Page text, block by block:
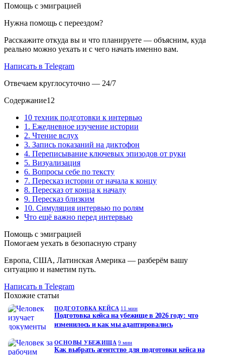
Помощь с эмиграцией
Нужна помощь с переездом?
Расскажите откуда вы и что планируете — объясним, куда
реально можно уехать и с чего начать именно вам.
Написать в Telegram
Отвечаем круглосуточно — 24/7
Содержание12
10 техник подготовки к интервью
1. Ежедневное изучение истории
2. Чтение вслух
3. Запись показаний на диктофон
4. Переписывание ключевых эпизодов от руки
5. Визуализация
6. Вопросы себе по тексту
7. Пересказ истории от начала к концу
8. Пересказ от конца к началу
9. Пересказ близким
10. Симуляция интервью по ролям
Что ещё важно перед интервью
Помощь с эмиграцией
Помогаем уехать в безопасную страну
Европа, США, Латинская Америка — разберём вашу
ситуацию и наметим путь.
Написать в Telegram
Похожие статьи
ПОДГОТОВКА КЕЙСА 11 мин
Подготовка кейса на убежище в 2026 году: что
изменилось и как мы адаптировались
ОСНОВЫ УБЕЖИЩА 9 мин
Как выбрать агентство для подготовки кейса на